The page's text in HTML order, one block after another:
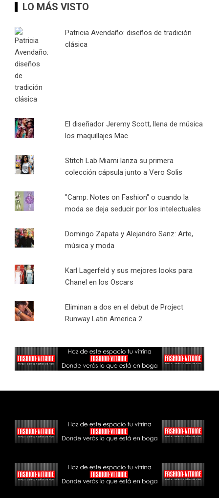
LO MÁS VISTO
Patricia Avendaño: diseños de tradición
clásica
El diseñador Jeremy Scott, llena de música
los maquillajes Mac
Stitch Lab Miami lanza su primera
colección cápsula junto a Vero Solis
"Camp: Notes on Fashion" o cuando la
moda se deja seducir por los intelectuales
Domingo Zapata y Alejandro Sanz: Arte,
música y moda
Karl Lagerfeld y sus mejores looks para
Chanel en los Oscars
Eliminan a dos en el debut de Project
Runway Latin America 2